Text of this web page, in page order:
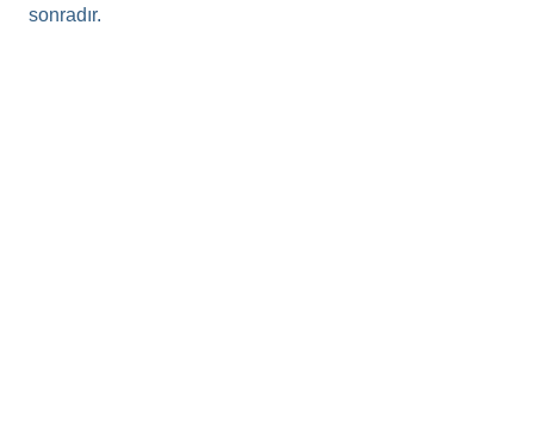
sonradır.